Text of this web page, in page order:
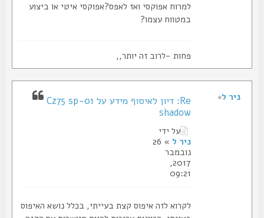
למרוח אפוקסי ואז לאפס?אפוקסי איטי או ביצוע
במטווח עצמו?
פחות -לרוב זה יותר,,
Re: דיון לאיסוף מידע על Cz75 sp-01
shadow
על ידי
ניר ל
» 26
נובמבר
2017,
09:21
לקרוא לזה איפוס קצת בעייתי, בכלל נושא האיפוס
ניר ל